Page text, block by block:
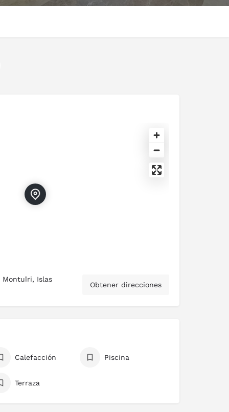
Montuïri, Islas
Obtener direcciones
Calefacción Piscina
Terraza